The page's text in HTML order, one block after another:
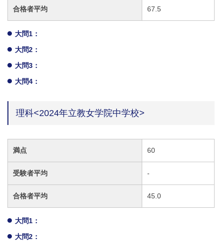
合格者平均 67.5
大問1：
大問2：
大問3：
大問4：
理科<2024年立教女学院中学校>
満点 60
受験者平均 -
合格者平均 45.0
大問1：
大問2：